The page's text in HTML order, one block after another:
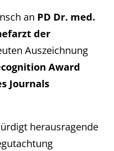
an PD Dr. med.
der
Auszeichnung
Award
Journals
herausragende